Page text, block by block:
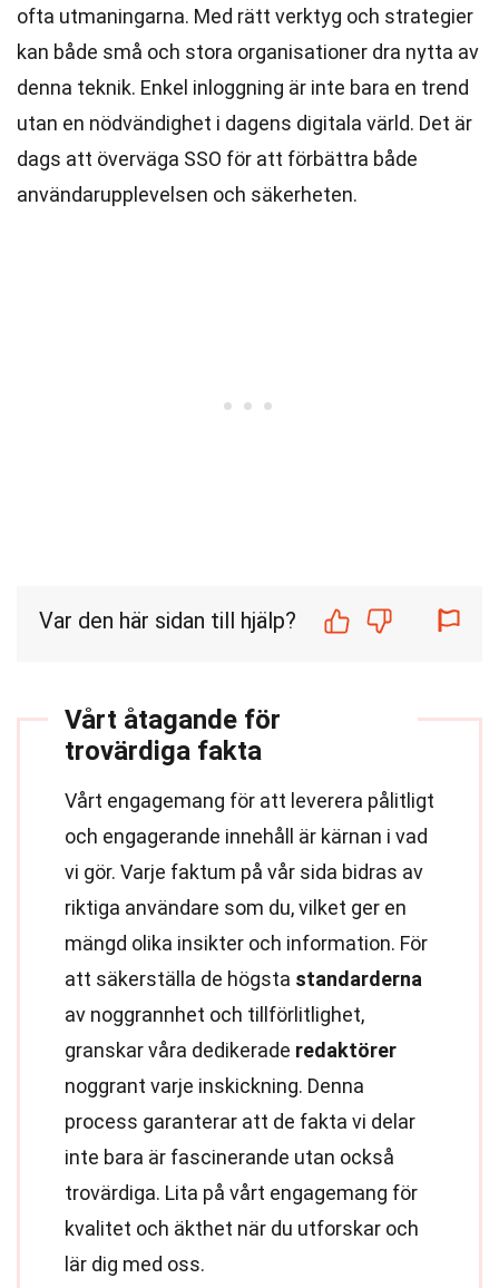
ofta utmaningarna. Med rätt verktyg och strategier
kan både små och stora organisationer dra nytta av
denna teknik. Enkel inloggning är inte bara en trend
utan en nödvändighet i dagens digitala värld. Det är
dags att överväga SSO för att förbättra både
användarupplevelsen och säkerheten.
Var den här sidan till hjälp?
Vårt åtagande för
trovärdiga fakta
Vårt engagemang för att leverera pålitligt
och engagerande innehåll är kärnan i vad
vi gör. Varje faktum på vår sida bidras av
riktiga användare som du, vilket ger en
mängd olika insikter och information. För
att säkerställa de högsta standarderna
av noggrannhet och tillförlitlighet,
granskar våra dedikerade redaktörer
noggrant varje inskickning. Denna
process garanterar att de fakta vi delar
inte bara är fascinerande utan också
trovärdiga. Lita på vårt engagemang för
kvalitet och äkthet när du utforskar och
lär dig med oss.